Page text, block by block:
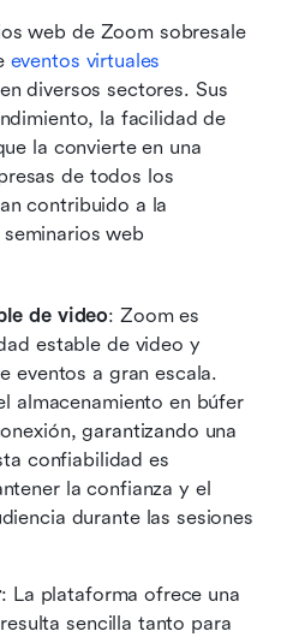
web de Zoom sobresale
eventos virtuales
diversos sectores. Sus
la facilidad de
la convierte en una
de todos los
contribuido a la
web
de video: Zoom es
estable de video y
eventos a gran escala.
almacenamiento en búfer
garantizando una
confiabilidad es
la confianza y el
durante las sesiones
: La plataforma ofrece una
sencilla tanto para